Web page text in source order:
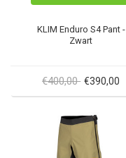
KLIM Enduro S4 Pant -
Zwart
€400,00 €390,00